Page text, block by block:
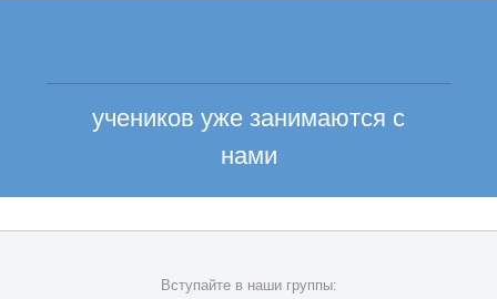
учеников уже занимаются с
нами
Вступайте в наши группы: